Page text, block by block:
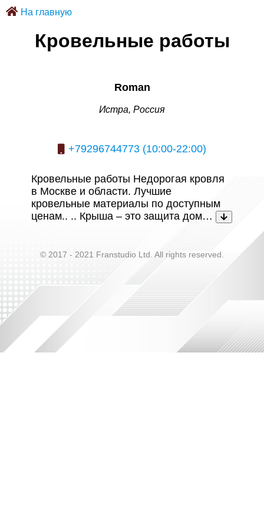
На главную
Кровельные работы
Roman
Истра, Россия
+79296744773 (10:00-22:00)
Кровельные работы Недорогая кровля
в Москве и области. Лучшие
кровельные материалы по доступным
ценам.. .. Крыша – это защита дом…
© 2017 - 2021 Franstudio Ltd. All rights reserved.